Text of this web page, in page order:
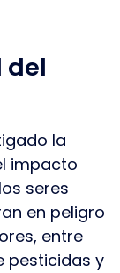
del
la
impacto
seres
en peligro
entre
pesticidas y